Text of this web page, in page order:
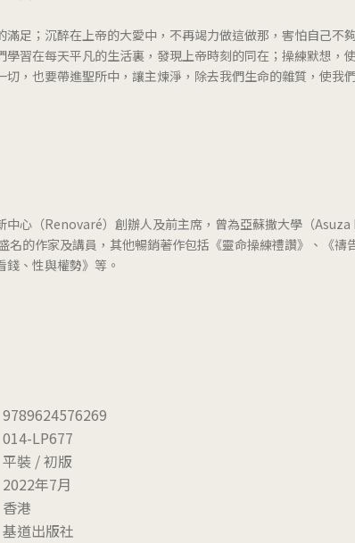
足；沉醉在上帝的大愛中，不再竭力做這做那，害怕自己不
習在每天平凡的生活裏，發現上帝時刻的同在；操練默想，
，也要帶進聖所中，讓主煉淨，除去我們生命的雜質，使我
心（Renovaré）創辦人及前主席，曾為亞蘇撒大學（Asuza
的作家及講員，其他暢銷著作包括《靈命操練禮讚》、《禱
、性與權勢》等。
9789624576269
014-LP677
平裝 / 初版
2022年7月
香港
基道出版社